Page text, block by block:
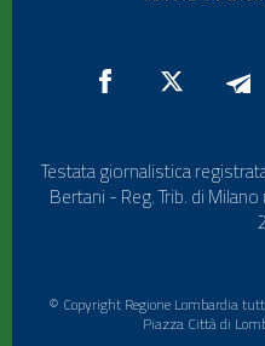
Testata giornalistica
Bertani - Reg. Trib. di
© Copyright Regione Lombardia
Piazza Città di